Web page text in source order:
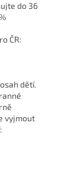
do 36
ČR:
dětí.
vyjmout